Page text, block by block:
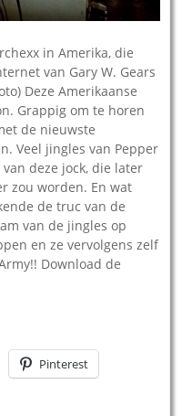
in Amerika, die
van Gary W. Gears
Deze Amerikaanse
Grappig om te horen
de nieuwste
Veel jingles van Pepper
deze jock, die later
zou worden. En wat
de truc van de
van de jingles op
en ze vervolgens zelf
Download de
Pinterest